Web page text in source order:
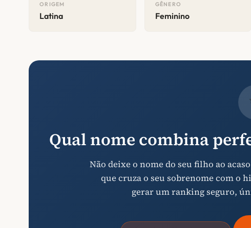
ORIGEM
Latina
GÊNERO
Feminino
Qual nome combina
Não deixe o nome do seu filho ao
que cruza o seu sobrenome com o
gerar um ranking seguro,